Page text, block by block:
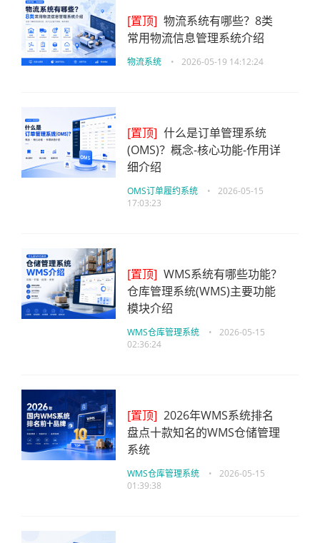
[置顶] 物流系统有哪些？8类
常用物流信息管理系统介绍
物流系统 • 2026-05-19 14:12:24
[置顶] 什么是订单管理系统
(OMS)？概念-核心功能-作用详
细介绍
OMS订单履约系统 •
2026-05-15
17:03:23
[置顶] WMS系统有哪些功能？
仓库管理系统(WMS)主要功能
模块介绍
WMS仓库管理系统 •
2026-05-15
02:36:24
[置顶] 2026年WMS系统排名
盘点十款知名的WMS仓储管理
系统
WMS仓库管理系统 •
2026-05-15
01:39:38